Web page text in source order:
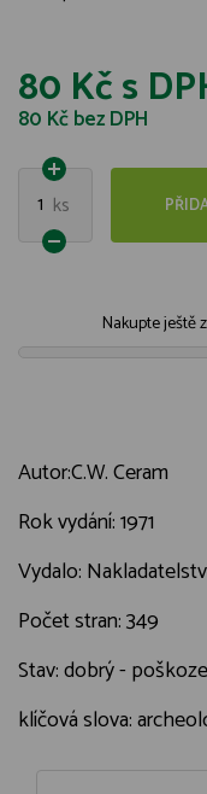
80 Kčs
80 Kčbez DPH
1 ks
Nakupte ještě
Autor:C.W. Ceram
Rok vydání: 1971
Vydalo:
Počet stran: 349
Stav: dobrý -
klíčová slova: